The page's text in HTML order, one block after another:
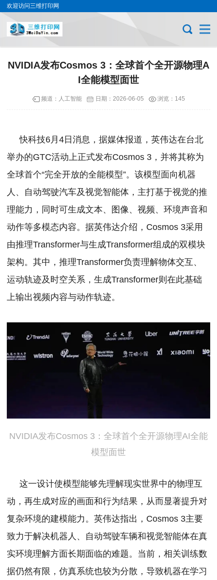
欢迎访问三维打印网
NVIDIA发布Cosmos 3：全球首个全开源物理A
I全能模型面世
频道： 人工智能 日期： 2026-06-05 浏览：145
快科技6月4日消息，据媒体报道，英伟达在台北
举办的GTC活动上正式发布Cosmos 3，并将其称为
全球首个“完全开放的全能模型”。该模型面向机器
人、自动驾驶汽车及视觉智能体，主打基于视觉的推
理能力，同时可生成文本、图像、视频、环境声音和
动作等多模态内容。据英伟达介绍，Cosmos 3采用
由推理Transformer与生成Transformer组成的双模块
架构。其中，推理Transformer负责理解物体交互、
运动轨迹及时空关系，生成Transformer则在此基础
上输出视频内容与动作轨迹。
NVIDIA发布Cosmos 3：全球首个全开源物理AI全能
模型面世
这一设计使模型能够先理解现实世界中的物理互
动，再生成对应的画面和行为结果，从而显著提升对
复杂环境的建模能力。英伟达指出，Cosmos 3主要
致力于解决机器人、自动驾驶车辆和视觉智能体在真
实环境理解方面长期面临的难题。当前，相关训练数
据仍然有限，仿真系统也较为分散，导致机器在学习